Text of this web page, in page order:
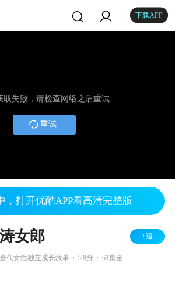
下载APP
取失败，请检查网络之后重试
重试
，打开优酷APP看高清完整版
涛女郎 +追
当代女性独立成长故事 5.8分 61集全